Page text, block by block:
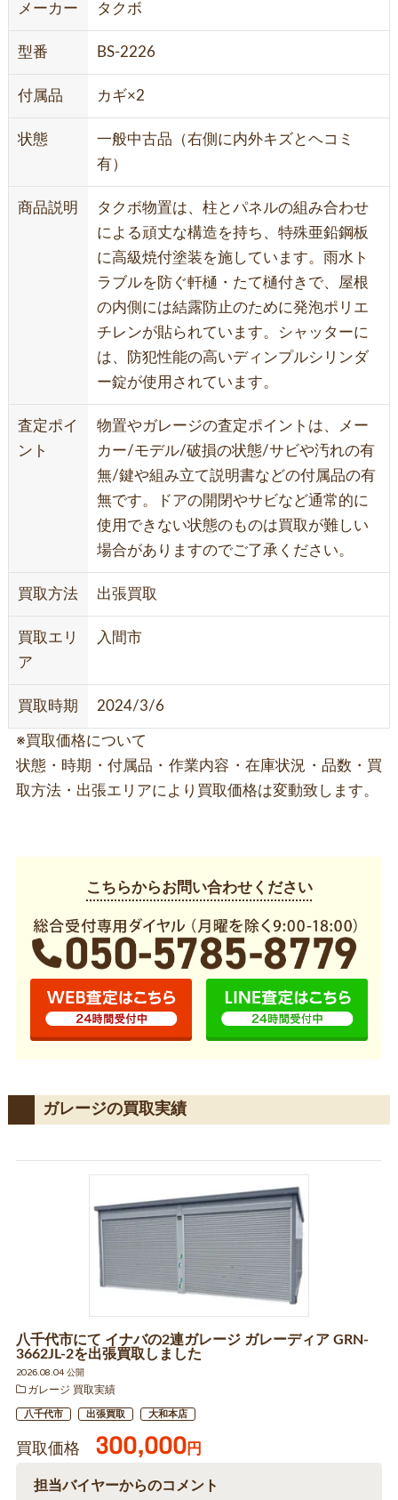
メーカー タクボ
型番 BS-2226
付属品 カギ×2
状態
一般中古品（右側に内外キズとヘコミ
有）
商品説明
タクボ物置は、柱とパネルの組み合わせ
による頑丈な構造を持ち、特殊亜鉛鋼板
に高級焼付塗装を施しています。雨水ト
ラブルを防ぐ軒樋・たて樋付きで、屋根
の内側には結露防止のために発泡ポリエ
チレンが貼られています。シャッターに
は、防犯性能の高いディンプルシリンダ
ー錠が使用されています。
査定ポイ
ント
物置やガレージの査定ポイントは、メー
カー/モデル/破損の状態/サビや汚れの有
無/鍵や組み立て説明書などの付属品の有
無です。ドアの開閉やサビなど通常的に
使用できない状態のものは買取が難しい
場合がありますのでご了承ください。
買取方法 出張買取
買取エリ
ア
入間市
買取時期 2024/3/6
※買取価格について
状態・時期・付属品・作業内容・在庫状況・品数・買
取方法・出張エリアにより買取価格は変動致します。
こちらからお問い合わせください
ガレージの買取実績
八千代市にて イナバの2連ガレージ ガレーディア GRN-
3662JL-2を出張買取しました
2026.08.04 公開
ガレージ 買取実績
八千代市 出張買取 大和本店
買取価格 300,000円
担当バイヤーからのコメント